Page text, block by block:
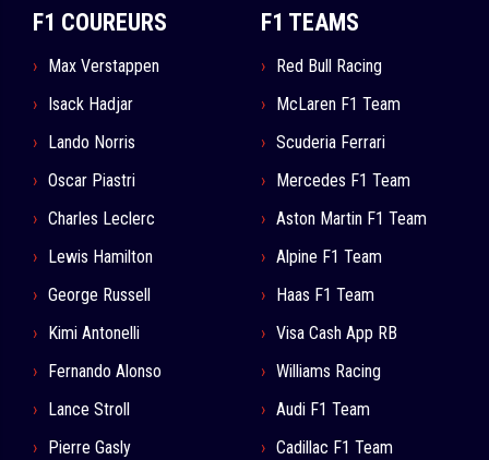
F1 COUREURS
Max Verstappen
Isack Hadjar
Lando Norris
Oscar Piastri
Charles Leclerc
Lewis Hamilton
George Russell
Kimi Antonelli
Fernando Alonso
Lance Stroll
Pierre Gasly
F1 TEAMS
Red Bull Racing
McLaren F1 Team
Scuderia Ferrari
Mercedes F1 Team
Aston Martin F1 Team
Alpine F1 Team
Haas F1 Team
Visa Cash App RB
Williams Racing
Audi F1 Team
Cadillac F1 Team